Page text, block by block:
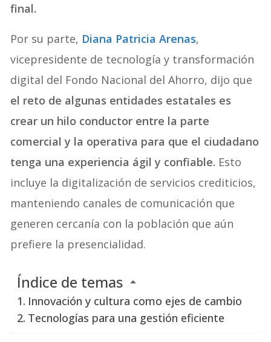
final.
Por su parte, Diana Patricia Arenas,
vicepresidente de tecnología y transformación
digital del Fondo Nacional del Ahorro, dijo que
el reto de algunas entidades estatales es
crear un hilo conductor entre la parte
comercial y la operativa para que el ciudadano
tenga una experiencia ágil y confiable. Esto
incluye la digitalización de servicios crediticios,
manteniendo canales de comunicación que
generen cercanía con la población que aún
prefiere la presencialidad.
Índice de temas
Innovación y cultura como ejes de cambio
Tecnologías para una gestión eficiente